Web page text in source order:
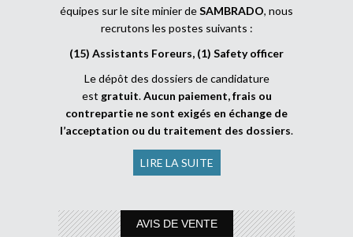
équipes sur le site minier deSAMBRADO, nous
recrutons les postes suivants :
(15) Assistants Foreurs, (1) Safety officer
Le dépôt des dossiers de candidature
est gratuit.Aucun paiement, frais ou
contrepartie ne sont exigés en échange de
l’acceptation ou du traitement des dossiers.
LIRE LA SUITE
AVIS DE VENTE